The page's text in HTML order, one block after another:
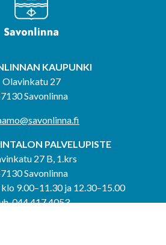
KAUPUNKI
Olavinkatu 27
Savonlinna
PALVELUPISTE
27 B, 1.krs
Savonlinna
9.00–11.30 ja 12.30–15.00
044 417 4053